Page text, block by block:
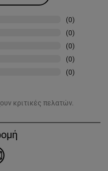
(0)
(0)
(0)
(0)
(0)
κριτικές πελατών.